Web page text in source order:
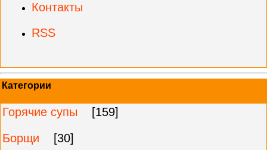
Контакты
RSS
Категории
Горячие супы
[159]
Борщи
[30]